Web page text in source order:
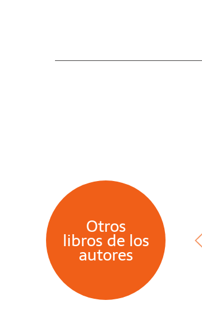
Otros
libros de los
autores